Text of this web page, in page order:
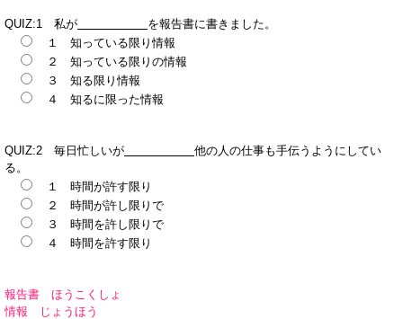
QUIZ:1 私が
を報告書に書きました。
１ 知っている限り情報
２ 知っている限りの情報
３ 知る限り情報
４ 知るに限った情報
QUIZ:2 毎日忙しいが
他の人の仕事も手伝うようにしてい
る。
１ 時間が許す限り
２ 時間が許し限りで
３ 時間を許し限りで
４ 時間を許す限り
報告書 ほうこくしょ
情報 じょうほう